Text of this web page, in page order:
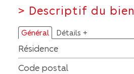
> Descriptif du bien
Général Détails +
Résidence
Code postal